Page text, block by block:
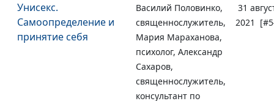
Унисекс.
Самоопределение и
принятие себя
Василий Половинко,
священнослужитель,
Мария Мараханова,
психолог, Александр
Сахаров,
священнослужитель,
консультант по
31
2021